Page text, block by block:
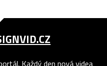
Každý den nová videa